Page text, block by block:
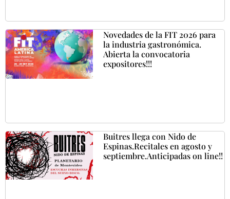
Novedades de la FIT 2026 para
la industria gastronómica.
Abierta la convocatoria
expositores!!!
Buitres llega con Nido de
Espinas.Recitales en agosto y
septiembre.Anticipadas on line!!